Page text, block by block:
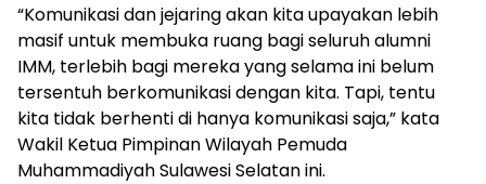
“Komunikasi dan jejaring akan kita upayakan lebih
masif untuk membuka ruang bagi seluruh alumni
IMM, terlebih bagi mereka yang selama ini belum
tersentuh berkomunikasi dengan kita. Tapi, tentu
kita tidak berhenti di hanya komunikasi saja,” kata
Wakil Ketua Pimpinan Wilayah Pemuda
Muhammadiyah Sulawesi Selatan ini.